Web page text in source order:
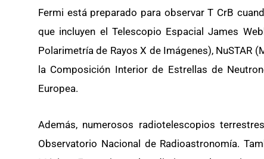
Fermi está preparado para observar T CrB
que incluyen el Telescopio Espacial James
Polarimetría de Rayos X de Imágenes), NuSTAR
la Composición Interior de Estrellas de
Europea.
Además, numerosos radiotelescopios
Observatorio Nacional de Radioastronomía.